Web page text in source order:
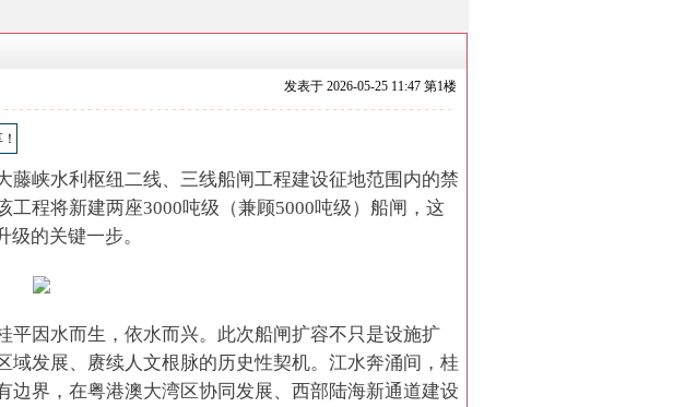
发表于 2026-05-25 11:47 第1楼
峡水利枢纽二线、三线船闸工程建设征地范围内的禁
程将新建两座3000吨级（兼顾5000吨级）船闸，这
的关键一步。
平因水而生，依水而兴。此次船闸扩容不只是设施扩
发展、赓续人文根脉的历史性契机。江水奔涌间，桂
界，在粤港澳大湾区协同发展、西部陆海新通道建设